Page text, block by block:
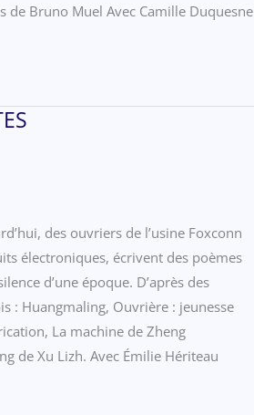
de Bruno Muel Avec Camille Duquesne
des ouvriers de l’usine Foxconn
électroniques, écrivent des poèmes
d’une époque. D’après des
: Huangmaling, Ouvrière : jeunesse
La machine de Zheng
de Xu Lizh. Avec Émilie Hériteau